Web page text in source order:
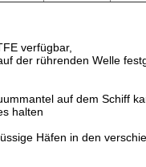
verfügbar,
der rührenden Welle
auf dem Schiff
halten
Häfen in den